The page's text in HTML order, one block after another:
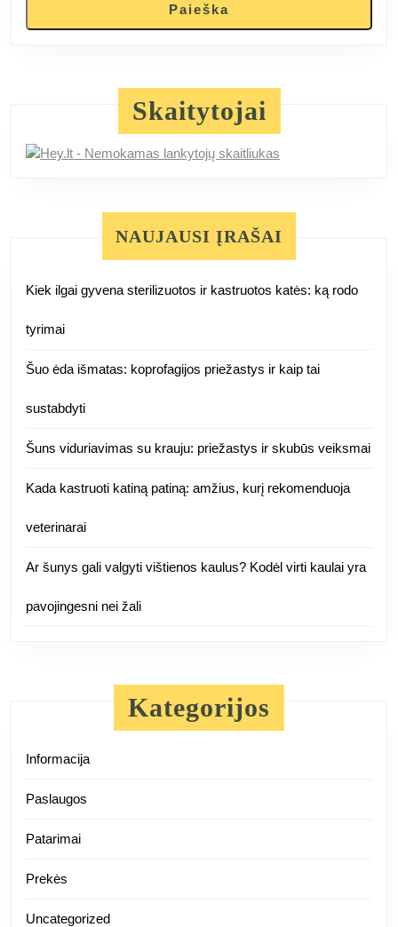
Paieška
Skaitytojai
NAUJAUSI ĮRAŠAI
Kiek ilgai gyvena sterilizuotos ir kastruotos katės: ką rodo
tyrimai
Šuo ėda išmatas: koprofagijos priežastys ir kaip tai
sustabdyti
Šuns viduriavimas su krauju: priežastys ir skubūs veiksmai
Kada kastruoti katiną patiną: amžius, kurį rekomenduoja
veterinarai
Ar šunys gali valgyti vištienos kaulus? Kodėl virti kaulai yra
pavojingesni nei žali
Kategorijos
Informacija
Paslaugos
Patarimai
Prekės
Uncategorized